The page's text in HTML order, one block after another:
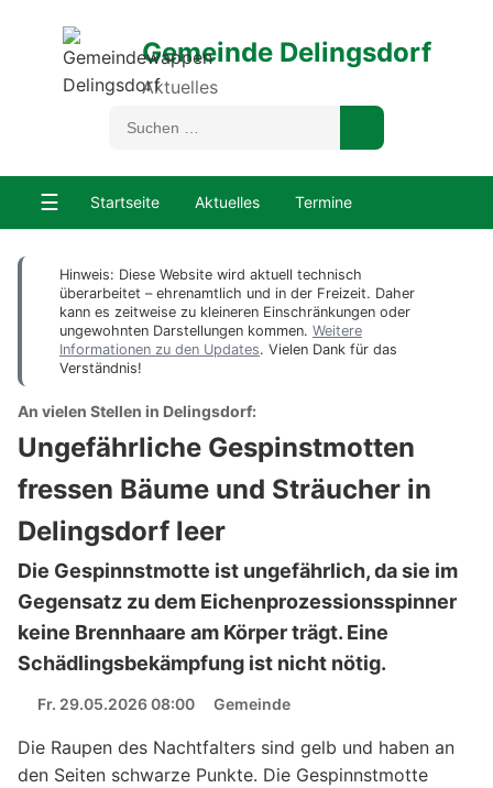
Gemeinde Delingsdorf
Aktuelles
☰ Startseite Aktuelles Termine
Hinweis: Diese Website wird aktuell technisch
überarbeitet – ehrenamtlich und in der Freizeit. Daher
kann es zeitweise zu kleineren Einschränkungen oder
ungewohnten Darstellungen kommen. Weitere
Informationen zu den Updates. Vielen Dank für das
Verständnis!
An vielen Stellen in Delingsdorf:
Ungefährliche Gespinstmotten
fressen Bäume und Sträucher in
Delingsdorf leer
Die Gespinnstmotte ist ungefährlich, da sie im
Gegensatz zu dem Eichenprozessionsspinner
keine Brennhaare am Körper trägt. Eine
Schädlingsbekämpfung ist nicht nötig.
Fr. 29.05.2026 08:00 Gemeinde
Die Raupen des Nachtfalters sind gelb und haben an
den Seiten schwarze Punkte. Die Gespinnstmotte